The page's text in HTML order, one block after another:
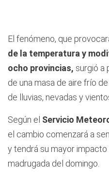
El fenómeno, que
de la temperatura y
ocho provincias, surgió a
de una masa de aire frío
de lluvias, nevadas y
Según el Servicio
el cambio comenzará a
y tendrá su mayor
madrugada del domingo.